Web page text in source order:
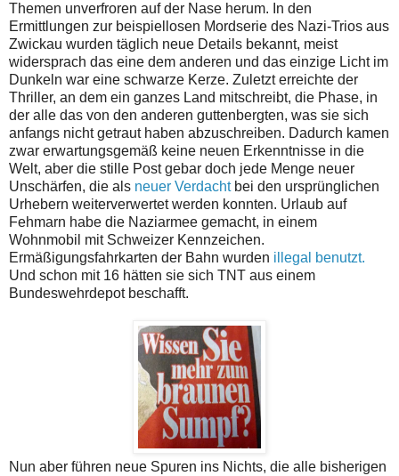
Themen unverfroren auf der Nase herum. In den
Ermittlungen zur beispiellosen Mordserie des Nazi-Trios aus
Zwickau wurden täglich neue Details bekannt, meist
widersprach das eine dem anderen und das einzige Licht im
Dunkeln war eine schwarze Kerze. Zuletzt erreichte der
Thriller, an dem ein ganzes Land mitschreibt, die Phase, in
der alle das von den anderen guttenbergten, was sie sich
anfangs nicht getraut haben abzuschreiben. Dadurch kamen
zwar erwartungsgemäß keine neuen Erkenntnisse in die
Welt, aber die stille Post gebar doch jede Menge neuer
Unschärfen, die als neuer Verdachtbei den ursprünglichen
Urhebern weiterverwertet werden konnten. Urlaub auf
Fehmarn habe die Naziarmee gemacht, in einem
Wohnmobil mit Schweizer Kennzeichen.
Ermäßigungsfahrkarten der Bahn wurden illegal benutzt.
Und schon mit 16 hätten sie sich TNT aus einem
Bundeswehrdepot beschafft.
Nun aber führen neue Spuren ins Nichts, die alle bisherigen